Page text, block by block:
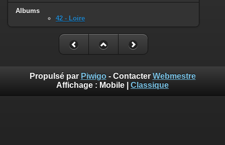
Albums
42 - Loire
Propulsé par Piwigo- Contacter Webmestre
Affichage : Mobile Classique